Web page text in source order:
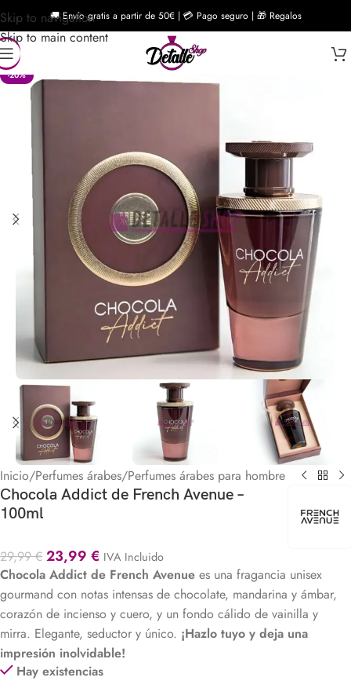
Skip to navigation
Skip to main content
🚚 Envío gratis a partir de 50€ | 💳 Pago seguro | 🎁 Regalos
-20%
Inicio/Perfumes árabes/Perfumes árabes para hombre
Chocola Addict de French Avenue –
100ml
29,99€ 23,99 € IVA Incluido
Chocola Addict de French Avenue es una fragancia unisex
gourmand con notas intensas de chocolate, mandarina y ámbar,
corazón de incienso y cuero, y un fondo cálido de vainilla y
mirra. Elegante, seductor y único. ¡Hazlo tuyo y deja una
impresión inolvidable!
Hay existencias